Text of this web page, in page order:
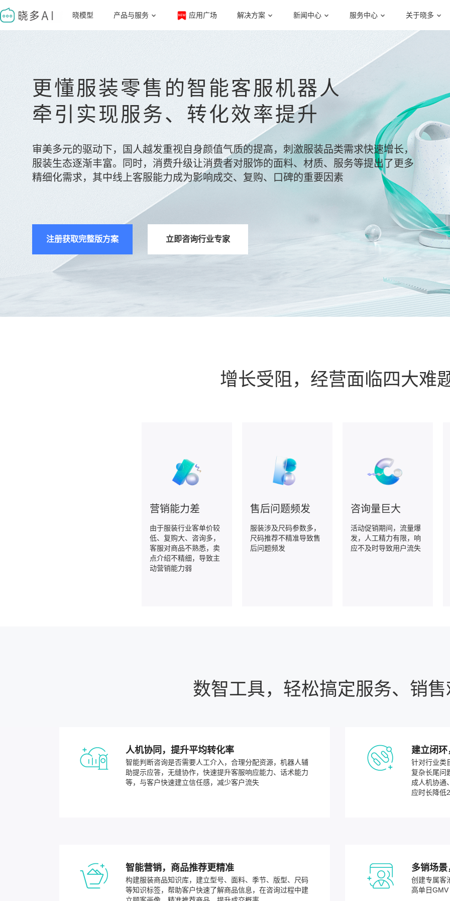
晓模型 产品与服务 应用广场 解决方案 新闻中心 服务中心 关于晓多
更懂服装零售的智能客服机器人
牵引实现服务、转化效率提升
审美多元的驱动下，国人越发重视自身颜值气质的提高，刺激服装品类需求快速增长，
服装生态逐渐丰富。同时，消费升级让消费者对服饰的面料、材质、服务等提出了更多
精细化需求，其中线上客服能力成为影响成交、复购、口碑的重要因素
注册获取完整版方案 立即咨询行业专家
增长受阻，经营面临四大难
营销能力差
由于服装行业客单价较
低、复购大、咨询多，
客服对商品不熟悉，卖
点介绍不精细，导致主
动营销能力弱
售后问题频发
服装涉及尺码参数多，
尺码推荐不精准导致售
后问题频发
咨询量巨大
活动促销期间，流量爆
发，人工精力有限，响
应不及时导致用户流失
数智工具，轻松搞定服务、销
人机协同，提升平均转化率
智能判断咨询是否需要人工介入，合理分配资源，机器人辅
助提示应答，无缝协作，快速提升客服响应能力、话术能力
等，与客户快速建立信任感，减少客户流失
建立闭
针对行业类
复杂长尾问
成人机协通
应时长降低
智能营销，商品推荐更精准
构建服装商品知识库，建立型号、面料、季节、版型、尺码
等知识标签，帮助客户快速了解商品信息，在咨询过程中建
多销场
创建专属客
高单日GMV